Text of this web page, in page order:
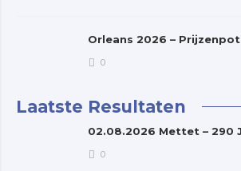
Orleans 2026 – Prijzenpot
0
Laatste Resultaten
02.08.2026 Mettet – 290
0